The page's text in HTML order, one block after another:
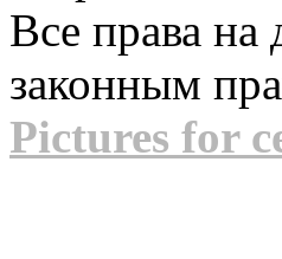
Все права
законным
Pictures for